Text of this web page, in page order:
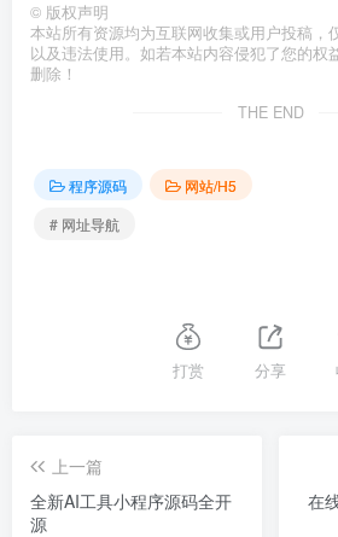
© 版权声明
本站所有资源均为互联网收集或用户投稿，
以及违法使用。如若本站内容侵犯了您的权
删除！
THE END
程序源码
网站/H5
# 网址导航
打赏 分享
上一篇
全新AI工具小程序源码全开
源
在